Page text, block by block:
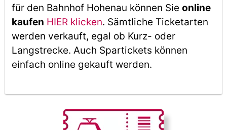
für den Bahnhof Hohenau können Sie online
kaufen HIER klicken. Sämtliche Ticketarten
werden verkauft, egal ob Kurz- oder
Langstrecke. Auch Spartickets können
einfach online gekauft werden.